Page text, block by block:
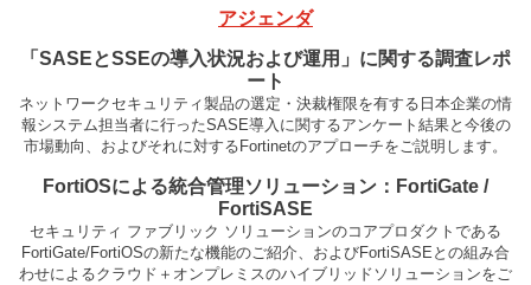
アジェンダ
「SASEとSSEの導入状況および運用」に関する調査レポ
ート
ネットワークセキュリティ製品の選定・決裁権限を有する日本企業の情
報システム担当者に行ったSASE導入に関するアンケート結果と今後の
市場動向、およびそれに対するFortinetのアプローチをご説明します。
FortiOSによる統合管理ソリューション：FortiGate /
FortiSASE
セキュリティ ファブリック ソリューションのコアプロダクトである
FortiGate/FortiOSの新たな機能のご紹介、およびFortiSASEとの組み合
わせによるクラウド＋オンプレミスのハイブリッドソリューションをご